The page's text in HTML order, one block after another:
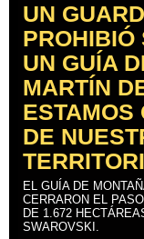
UN
PROHIBIÓ
UN GUÍA
MARTÍN
ESTAMOS
DE
EL GUÍA DE
CERRARON EL
DE 1.672
SWAROVSKI.